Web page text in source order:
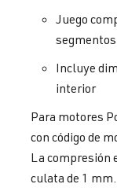
Juego
Incluye
interior
Para motores
con código de
La compresión
culata de 1 mm.